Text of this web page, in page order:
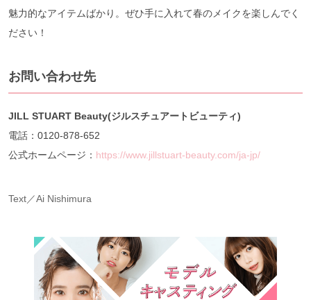
魅力的なアイテムばかり。ぜひ手に入れて春のメイクを楽しんでく
ださい！
お問い合わせ先
JILL STUART Beauty(ジルスチュアートビューティ)
電話：0120-878-652
公式ホームページ： https://www.jillstuart-beauty.com/ja-jp/
Text／Ai Nishimura